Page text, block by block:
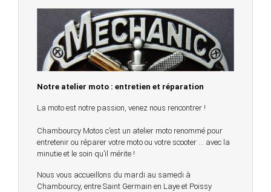
Notre atelier moto : entretien et réparation
La moto est notre passion, venez nous rencontrer !
Chambourcy Motos c’est un atelier moto renommé pour
entretenir ou réparer votre moto ou votre scooter … avec la
minutie et le soin qu’il mérite !
Nous vous accueillons du mardi au samedi à
Chambourcy, entre Saint Germain en Laye et Poissy